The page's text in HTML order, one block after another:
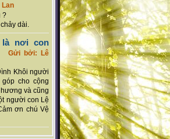
Lan
?
dài.
là nơi con
Gửi bởi: Lê
Khôi người
cho cộng
và cũng
người con Lệ
ơn chú Vệ